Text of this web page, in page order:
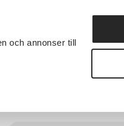
och annonser till